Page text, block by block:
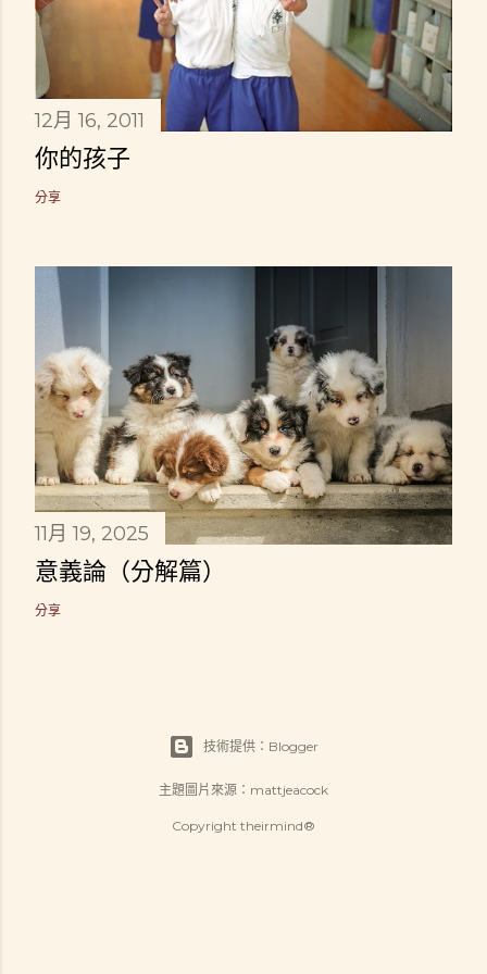
12月 16, 2011
你的孩子
分享
11月 19, 2025
意義論（分解篇）
分享
技術提供：Blogger
主題圖片來源： mattjeacock
Copyright theirmind®